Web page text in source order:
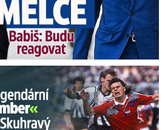
Prasklo, kde dluží miliony!